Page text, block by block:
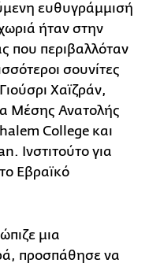
ευθυγράμμισή
ήταν στην
που περιβαλλόταν
σουνίτες
Χαϊζράν,
Μέσης Ανατολής
College και
Ινστιτούτο για
Εβραϊκό
μια
προσπάθησε να